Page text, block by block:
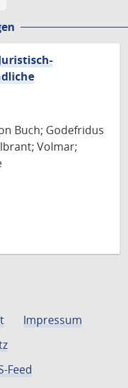
Buch; Godefridus
Volmar;
Impressum
Feed